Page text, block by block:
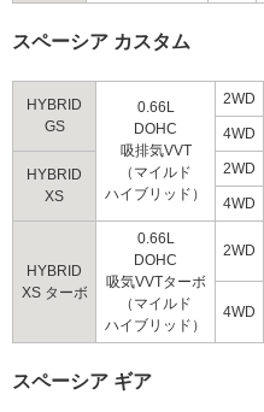
スペーシア カスタム
HYBRID
GS
0.66L
DOHC
吸排気VVT
（マイルド
ハイブリッド）
2WD
4WD
HYBRID
XS
2WD
4WD
HYBRID
XS ターボ
0.66L
DOHC
吸気VVTターボ
（マイルド
ハイブリッド）
2WD
4WD
スペーシア ギア